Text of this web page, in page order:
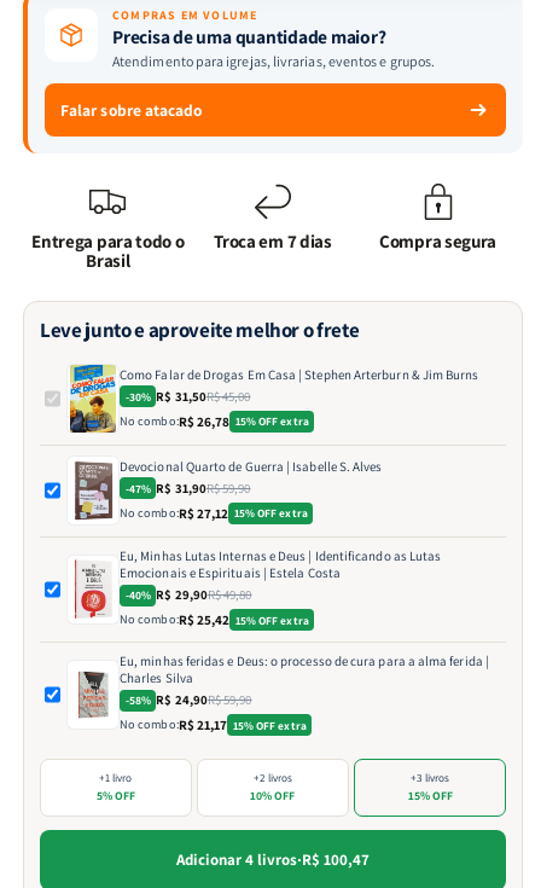
COMPRAS EM VOLUME
Precisa de uma quantidade maior?
Atendimento para igrejas, livrarias, eventos e grupos.
Falar sobre atacado
Entrega para todo o
Brasil
Troca em 7 dias Compra segura
Leve junto e aproveite melhor o frete
Como Falar de Drogas Em Casa | Stephen Arterburn & Jim Burns
-30% R$ 31,50R$ 45,00
No combo:R$ 26,78 15% OFF extra
Devocional Quarto de Guerra | Isabelle S. Alves
-47% R$ 31,90R$ 59,90
No combo:R$ 27,12 15% OFF extra
Eu, Minhas Lutas Internas e Deus | Identificando as Lutas
Emocionais e Espirituais | Estela Costa
-40% R$ 29,90R$ 49,80
No combo:R$ 25,42 15% OFF extra
Eu, minhas feridas e Deus: o processo de cura para a alma ferida |
Charles Silva
-58% R$ 24,90R$ 59,90
No combo:R$ 21,17 15% OFF extra
+1 livro
5% OFF
+2 livros
10% OFF
+3 livros
15% OFF
Adicionar 4 livros·R$ 100,47